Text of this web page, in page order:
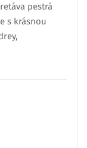
pestrá
s krásnou